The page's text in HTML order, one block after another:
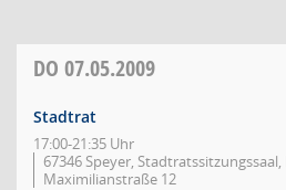
DO 07.05.2009
Stadtrat
17:00-21:35 Uhr
67346 Speyer, Stadtratssitzungssaal,
Maximilianstraße 12